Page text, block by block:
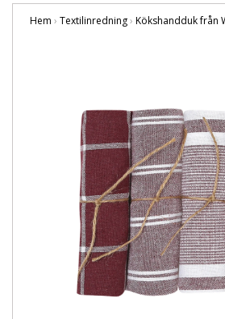
Hem › Textilinredning› Kökshandduk från